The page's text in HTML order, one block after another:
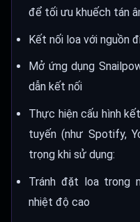
để tối ưu khuếch tán
Kết nối loa với nguồn
Mở ứng dụng
dẫn kết nối
Thực hiện cấu hình
tuyến (như Spotify,
trọng khi sử dụng:
Tránh đặt loa trong
nhiệt độ cao